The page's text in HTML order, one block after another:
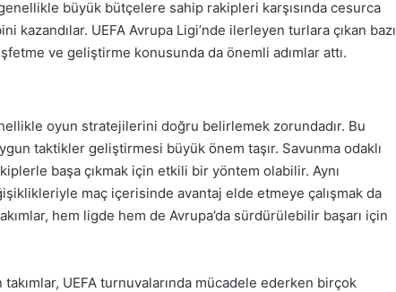
büyük bütçelere sahip rakipleri karşısında cesurca
UEFA Avrupa Ligi’nde ilerleyen turlara çıkan bazı
ve geliştirme konusunda da önemli adımlar attı.
oyun stratejilerini doğru belirlemek zorundadır. Bu
taktikler geliştirmesi büyük önem taşır. Savunma odaklı
başa çıkmak için etkili bir yöntem olabilir. Aynı
maç içerisinde avantaj elde etmeye çalışmak da
hem ligde hem de Avrupa’da sürdürülebilir başarı için
UEFA turnuvalarında mücadele ederken birçok